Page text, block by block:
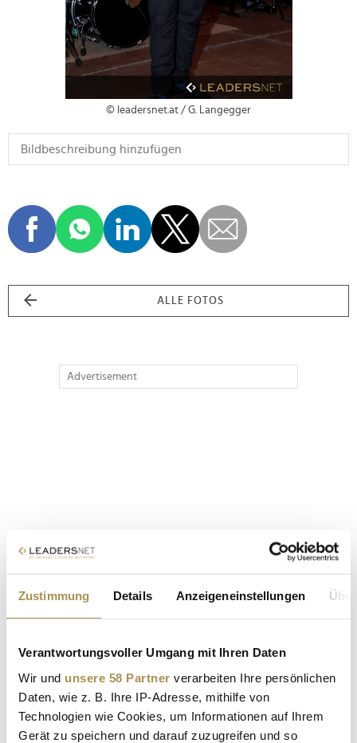
Zustimmung Details Anzeigeneinstellungen
Verantwortungsvoller Umgang mit Ihren Daten
Wir und unsere 58 Partner verarbeiten Ihre persönlichen
Daten, wie z. B. Ihre IP-Adresse, mithilfe von
Technologien wie Cookies, um Informationen auf Ihrem
Gerät zu speichern und darauf zuzugreifen und so
© leadersnet.at / G. Langegger
ALLE FOTOS
Advertisement